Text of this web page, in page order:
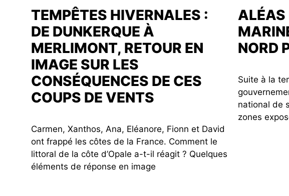
TEMPÊTES HIVERNALES :
DE DUNKERQUE À
MERLIMONT, RETOUR EN
IMAGE SUR LES
CONSÉQUENCES DE CES
COUPS DE VENTS
Carmen, Xanthos, Ana, Eléanore, Fionn et David
ont frappé les côtes de la France. Comment le
littoral de la côte d’Opale a-t-il réagit ? Quelques
éléments de réponse en image
ALÉAS
NORD
Suite à la
national de
zones